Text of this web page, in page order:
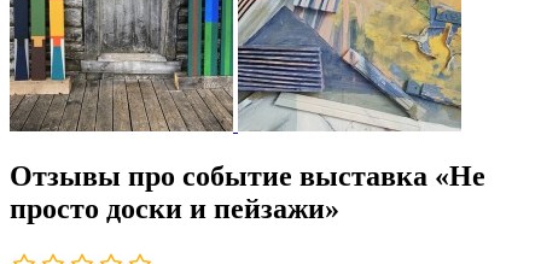
Отзывы про событие выставка «Не
просто доски и пейзажи»